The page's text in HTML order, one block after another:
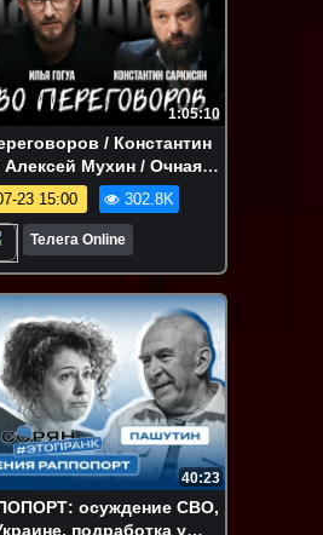
1:05:10
/ Константин
Алексей Мухин / Очная
ставка
23 15:00 302.8K
Телега Online
40:23
осуждение СВО,
подработка у